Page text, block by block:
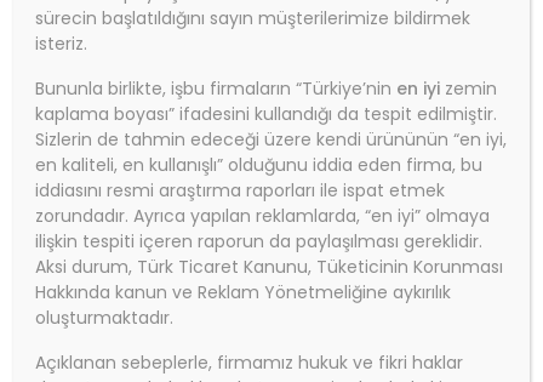
sürecin başlatıldığını sayın müşterilerimize bildirmek
isteriz.
Bununla birlikte, işbu firmaların “Türkiye’nin en iyi zemin
kaplama boyası” ifadesini kullandığı da tespit edilmiştir.
Sizlerin de tahmin edeceği üzere kendi ürününün “en iyi,
en kaliteli, en kullanışlı” olduğunu iddia eden firma, bu
iddiasını resmi araştırma raporları ile ispat etmek
zorundadır. Ayrıca yapılan reklamlarda, “en iyi” olmaya
ilişkin tespiti içeren raporun da paylaşılması gereklidir.
Aksi durum, Türk Ticaret Kanunu, Tüketicinin Korunması
Hakkında kanun ve Reklam Yönetmeliğine aykırılık
oluşturmaktadır.
Açıklanan sebeplerle, firmamız hukuk ve fikri haklar